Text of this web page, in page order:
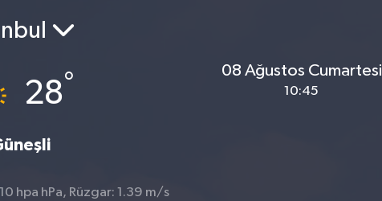
28°
08 Ağustos Cumartesi
10:45
hpa hPa, Rüzgar: 1.39 m/s